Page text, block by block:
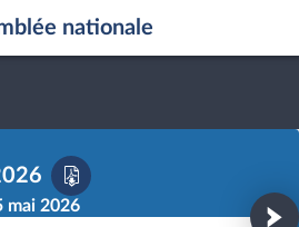
nationale
mai 2026